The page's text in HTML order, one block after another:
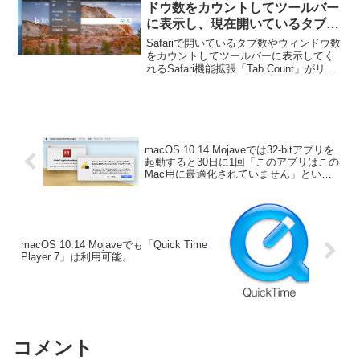
ドウ数をカウントしてツールバー
に表示し、現在開いているタブよ
り右/左側を全て閉じる機能を追
加してくれる機能拡張「Tab
Count」がリリース。
Safariで開いているタブ数やウィンドウ数
をカウントしてツールバーに表示してく
れるSafari機能拡張「Tab Count」がリリ
macOS 10.14 Mojaveでは32-bitアプリを
起動すると30日に1回「このアプリはこの
Mac用に最適化されていません」という
macOS 10.14 Mojaveでも「Quick Time
Player 7」は利用可能。
コメント